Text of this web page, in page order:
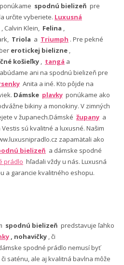
spodnú bielizeň pre
určite vyberiete. Luxusná
, Calvin Klein, Felina ,
Triola a Triumph . Pre pekné
erotickej bielizne ,
košieľky , tangá a
ani na spodnú bielizeň pre
Anita a iné. Kto pôjde na
Dámske plavky ponúkame ako
bikiny a monokiny. V zimných
v županech.Dámské župany a
sú kvalitné a luxusné. Našim
zapamätali ako
bielizeň a dámske spodné
prádlo hľadali vždy u nás. Luxusná
a garancie kvalitného eshopu.
spodnú bielizeň predstavuje ľahko
, nohavičky , či
spodné prádlo nemusí byť
saténu, ale aj kvalitná bavlna môže